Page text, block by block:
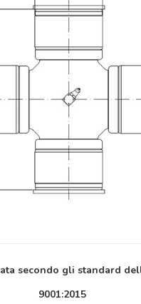
secondo gli standard
9001:2015